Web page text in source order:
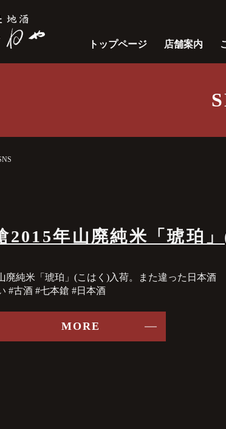
トップページ 店舗案内
2015年山廃純米「琥珀
廃純米「琥珀」(こはく)入荷。また違った日本酒
#古酒 #七本鎗 #日本酒
MORE